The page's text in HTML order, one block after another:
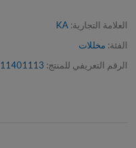
العلامة التجارية: KA
الفئة: مخللات
الرقم التعريفي للمنتج: 11401113